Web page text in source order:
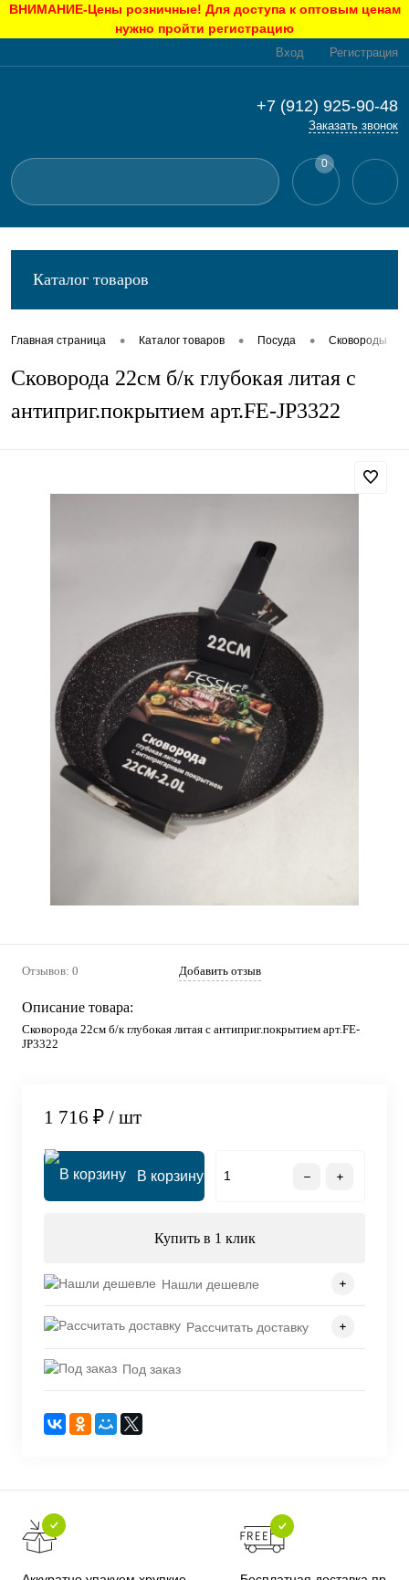
ВНИМАНИЕ-Цены розничные! Для доступа к оптовым ценам
нужно пройти регистрацию
Вход Регистрация
+7 (912) 925-90-48
Заказать звонок
0
Каталог товаров
Главная страница • Каталог товаров • Посуда • Сковороды
Сковорода 22см б/к глубокая литая с
антиприг.покрытием арт.FE-JP3322
Отзывов: 0 Добавить отзыв
Описание товара:
Сковорода 22см б/к глубокая литая с антиприг.покрытием арт.FE-
JP3322
1 716 ₽ / шт
В корзину
Купить в 1 клик
Нашли дешевле
Рассчитать доставку
Под заказ